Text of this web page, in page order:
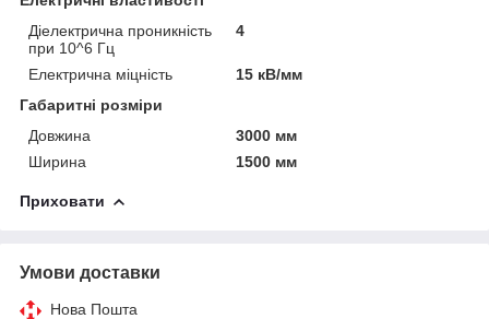
Діелектрична проникність
при 10^6 Гц
4
Електрична міцність
15 кВ/мм
Габаритні розміри
Довжина
3000 мм
Ширина
1500 мм
Приховати
Умови доставки
Нова Пошта